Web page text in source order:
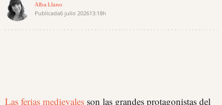
Alba Llano
Publicada6 julio 202613:18h
Las ferias medievales son las grandes protagonistas del